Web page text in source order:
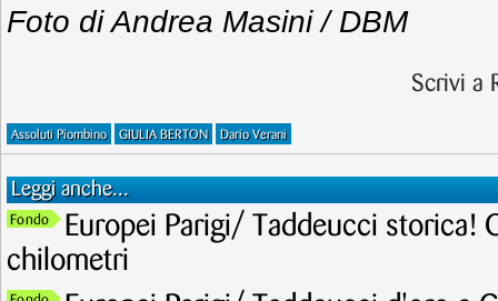
Foto di Andrea Masini / DBM
Scrivi a
Assoluti Piombino GIULIA BERTON Dario Verani
Leggi anche...
Fondo
Europei Parigi/ Taddeucci storica!
chilometri